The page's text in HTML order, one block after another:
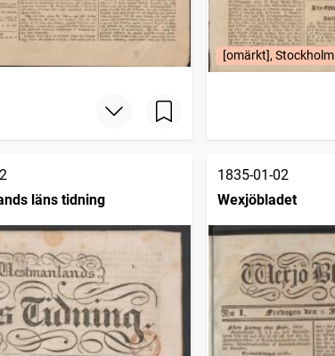
[omärkt], Stockholm
läns tidning
1835-01-02
Wexjöbladet